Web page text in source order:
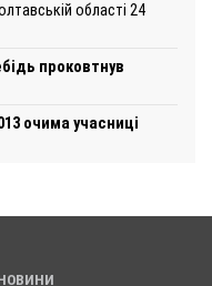
області 24
проковтнув
очима учасниці